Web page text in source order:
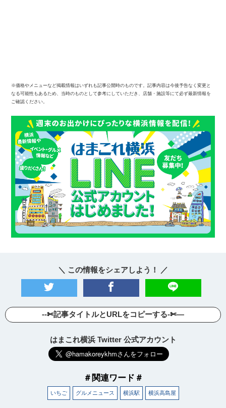
※価格やメニューなど掲載情報はいずれも記事公開時のものです。記事内容は今後予告なく変更と
なる可能性もあるため、当時のものとして参考にしていただき、店舗・施設等にて必ず最新情報を
ご確認ください。
＼ この情報をシェアしよう！ ／
--✄記事タイトルとURLをコピーする-✄—
はまこれ横浜 Twitter 公式アカウント
＃関連ワード＃
いちご グルメニュース 横浜駅 横浜高島屋